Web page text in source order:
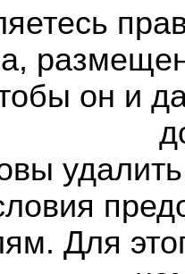
он и
Для